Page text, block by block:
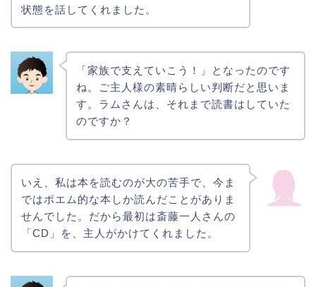
状態を話してくれました。
「家族で支えていこう！」となったのです
ね。ご主人様の素晴らしい判断だと思いま
す。ラムさんは、それまで読書はしていた
のですか？
いえ、私は本を読むのが大の苦手で、今ま
ではポエム的な本しか読んだことがありま
せんでした。だから最初は斎藤一人さんの
「CD」を、主人がかけてくれました。